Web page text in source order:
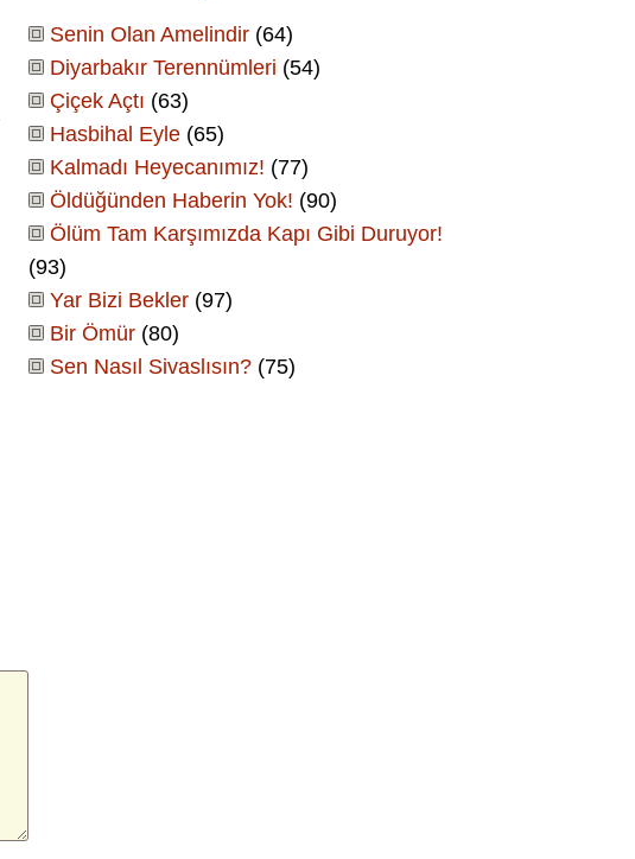
Senin Olan Amelindir (64)
Diyarbakır Terennümleri (54)
Çiçek Açtı (63)
Hasbihal Eyle (65)
Kalmadı Heyecanımız! (77)
Öldüğünden Haberin Yok! (90)
Ölüm Tam Karşımızda Kapı Gibi Duruyor!
(93)
Yar Bizi Bekler (97)
Bir Ömür (80)
Sen Nasıl Sivaslısın? (75)